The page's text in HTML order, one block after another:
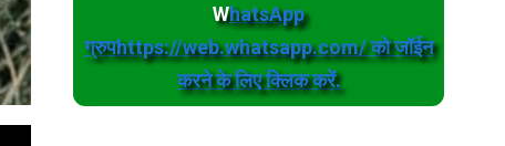
WhatsApp
ग्रुपhttps://web.whatsapp.com/ को जॉईन
करने के लिए क्लिक करें.